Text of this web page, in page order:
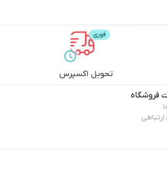
تحویل اکسپرس
فروشگاه
ارتباطی